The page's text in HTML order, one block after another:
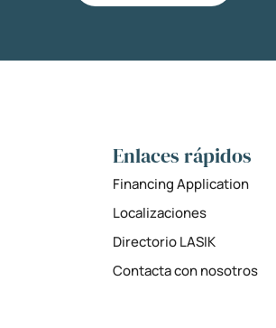
Enlaces rápidos
Financing Application
Localizaciones
Directorio LASIK
Contacta con nosotros